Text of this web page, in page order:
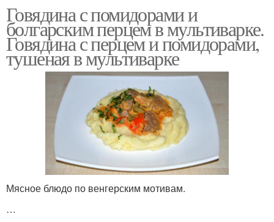
Говядина с помидорами и
болгарским перцем в мультиварке.
Говядина с перцем и помидорами,
тушеная в мультиварке
Мясное блюдо по венгерским мотивам.
…